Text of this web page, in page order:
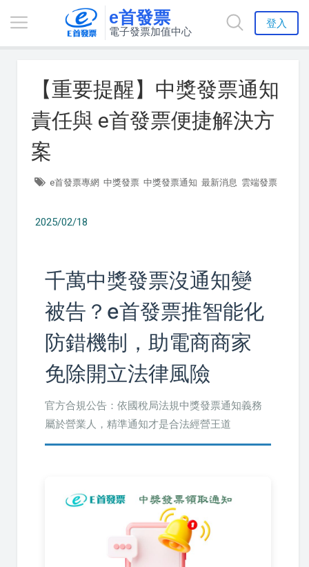
e首發票
電子發票加值中心
登入
【重要提醒】中獎發票通知
責任與 e首發票便捷解決方
案
e首發票專網 中獎發票 中獎發票通知 最新消息 雲端發票
2025/02/18
千萬中獎發票沒通知變
被告？e首發票推智能化
防錯機制，助電商商家
免除開立法律風險
官方合規公告：依國稅局法規中獎發票通知義務
屬於營業人，精準通知才是合法經營王道